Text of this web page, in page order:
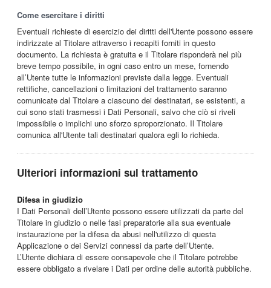
Come esercitare i diritti
Eventuali richieste di esercizio dei diritti dell'Utente possono essere
indirizzate al Titolare attraverso i recapiti forniti in questo
documento. La richiesta è gratuita e il Titolare risponderà nel più
breve tempo possibile, in ogni caso entro un mese, fornendo
all’Utente tutte le informazioni previste dalla legge. Eventuali
rettifiche, cancellazioni o limitazioni del trattamento saranno
comunicate dal Titolare a ciascuno dei destinatari, se esistenti, a
cui sono stati trasmessi i Dati Personali, salvo che ciò si riveli
impossibile o implichi uno sforzo sproporzionato. Il Titolare
comunica all'Utente tali destinatari qualora egli lo richieda.
Ulteriori informazioni sul trattamento
Difesa in giudizio
I Dati Personali dell’Utente possono essere utilizzati da parte del
Titolare in giudizio o nelle fasi preparatorie alla sua eventuale
instaurazione per la difesa da abusi nell'utilizzo di questa
Applicazione o dei Servizi connessi da parte dell’Utente.
L’Utente dichiara di essere consapevole che il Titolare potrebbe
essere obbligato a rivelare i Dati per ordine delle autorità pubbliche.